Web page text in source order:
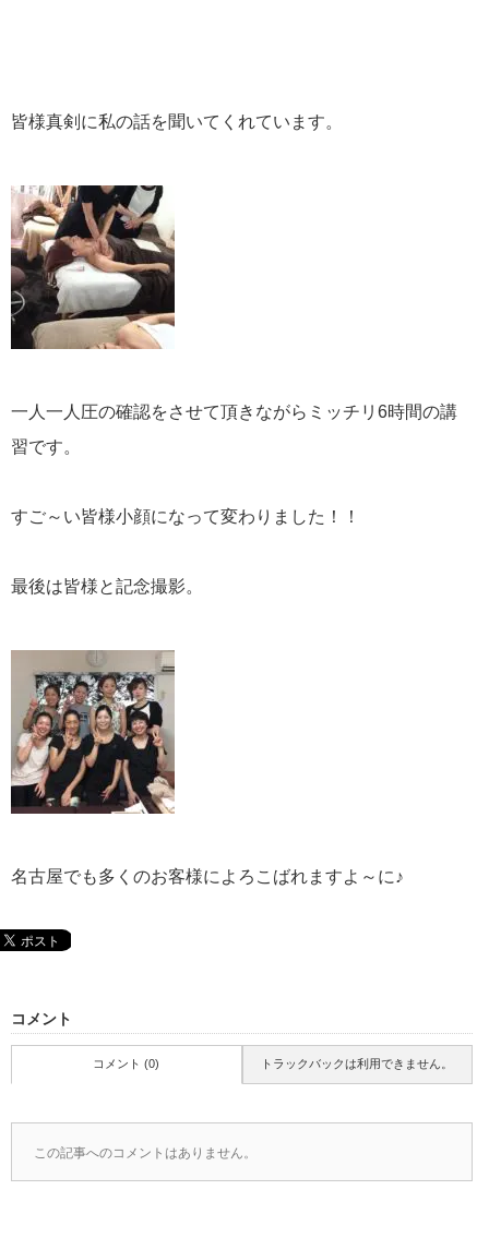
皆様真剣に私の話を聞いてくれています。
一人一人圧の確認をさせて頂きながらミッチリ6時間の講
習です。
すご～い皆様小顔になって変わりました！！
最後は皆様と記念撮影。
名古屋でも多くのお客様によろこばれますよ～に♪
コメント
コメント (0) トラックバックは利用できません。
この記事へのコメントはありません。